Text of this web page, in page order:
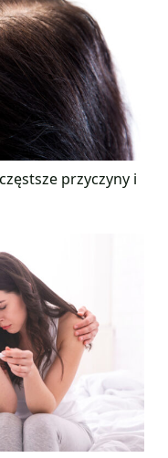
przyczyny i